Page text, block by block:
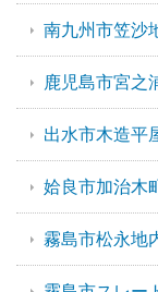
南九州市笠沙
鹿児島市宮之
出水市木造平
姶良市加治木
霧島市松永地